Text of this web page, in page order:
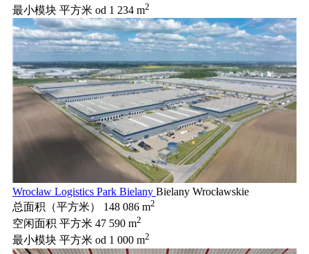
最小模块 平方米 od 1 234 m2
Wrocław Logistics Park Bielany Bielany Wrocławskie
总面积（平方米）
148 086 m2
空闲面积 平方米 47 590 m2
最小模块 平方米 od 1 000 m2